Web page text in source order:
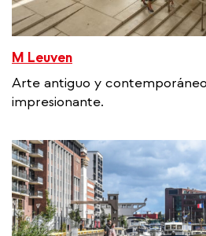
M Leuven
Arte antiguo y
impresionante.